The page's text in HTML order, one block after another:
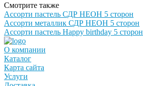
Смотрите также
Ассорти пастель СДР НЕОН 5 сторон
Ассорти металлик СДР НЕОН 5 сторон
Ассорти пастель Happy birthday 5 сторон
О компании
Каталог
Карта сайта
Услуги